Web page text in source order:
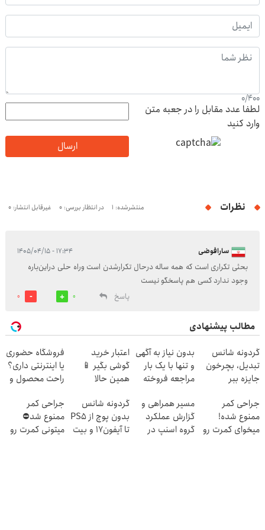
0/400
لطفا عدد مقابل را در جعبه متن
وارد کنید
ارسال
نظرات منتشرشده: 1 در انتظار بررسی: 0 غیرقابل انتشار: 0
سارافوضی ۱۷:۳۴ - ۱۴۰۵/۰۴/۱۵
بحثی تکراری است که همه ساله درحال تکرارشدن است وراه حلی دراین‌باره
وجود ندارد کسی هم پاسخگو نیست
پاسخ
0
0
مطالب پیشنهادی
گردونه شانس
تبدیل، بچرخون
جایزه ببر
بدون نیاز به آگهی
و تنها با یک بار
مراجعه فروخته
اعتبار خرید
گوشی بگیر 📱
همین حالا
بده 🎯
فروشگاه حضوری
یا اینترنتی داری؟
راحت محصول و
بفروش
جراحی کمر
ممنوع شده!
میخوای کمرت رو
مسیر همراهی و
گزارش عملکرد
گروه اسنپ در
گردونه شانس
بدون پوچ از PS5
تا آیفون17 و بیت
جراحی کمر
ممنوع شد⛔
میتونی کمرت رو